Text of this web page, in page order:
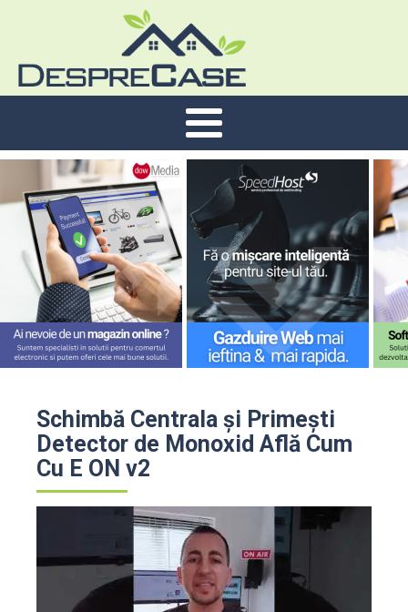
Schimbă Centrala și Primești
Detector de Monoxid Află Cum
Cu E ON v2